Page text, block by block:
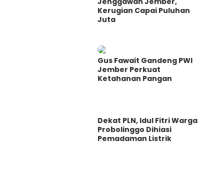
Kerugian Capai Puluhan
Juta
Gus Fawait Gandeng PWI
Jember Perkuat
Ketahanan Pangan
Dekat PLN, Idul Fitri Warga
Probolinggo Dihiasi
Pemadaman Listrik